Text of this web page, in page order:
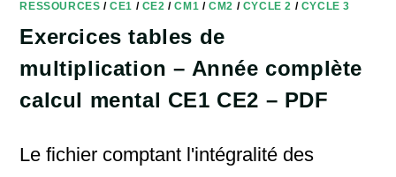
RESSOURCES /CE1 / CE2 /CM1 /CM2 / CYCLE 2 / CYCLE 3
Exercices tables de
multiplication – Année complète
calcul mental CE1 CE2 – PDF
Le fichier comptant l'intégralité des